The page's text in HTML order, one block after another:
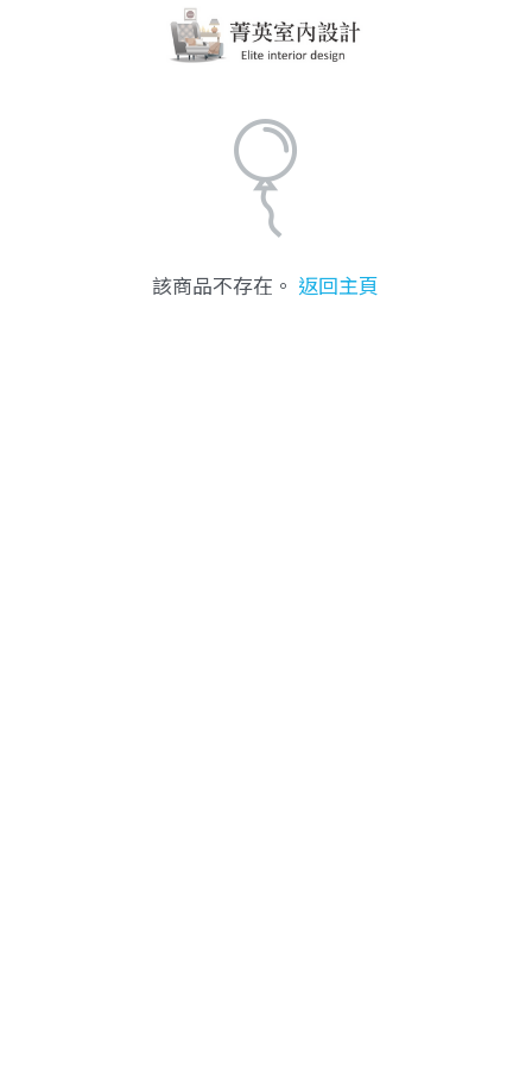
該商品不存在。 返回主頁